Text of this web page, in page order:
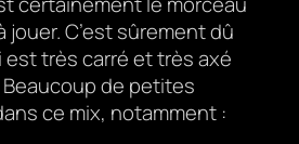
jouer. C’est sûrement dû
est très carré et très axé
de petites
ce mix, notamment :